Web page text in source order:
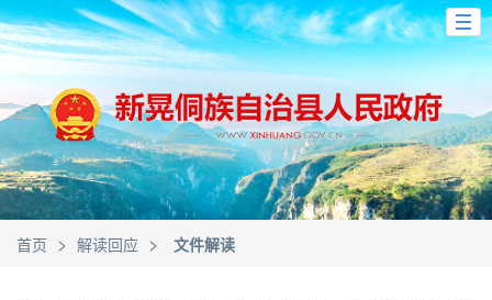
首页 > 解读回应 > 文件解读